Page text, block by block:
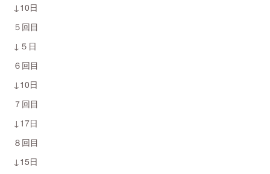
↓10日
５回目
↓５日
６回目
↓10日
７回目
↓17日
８回目
↓15日